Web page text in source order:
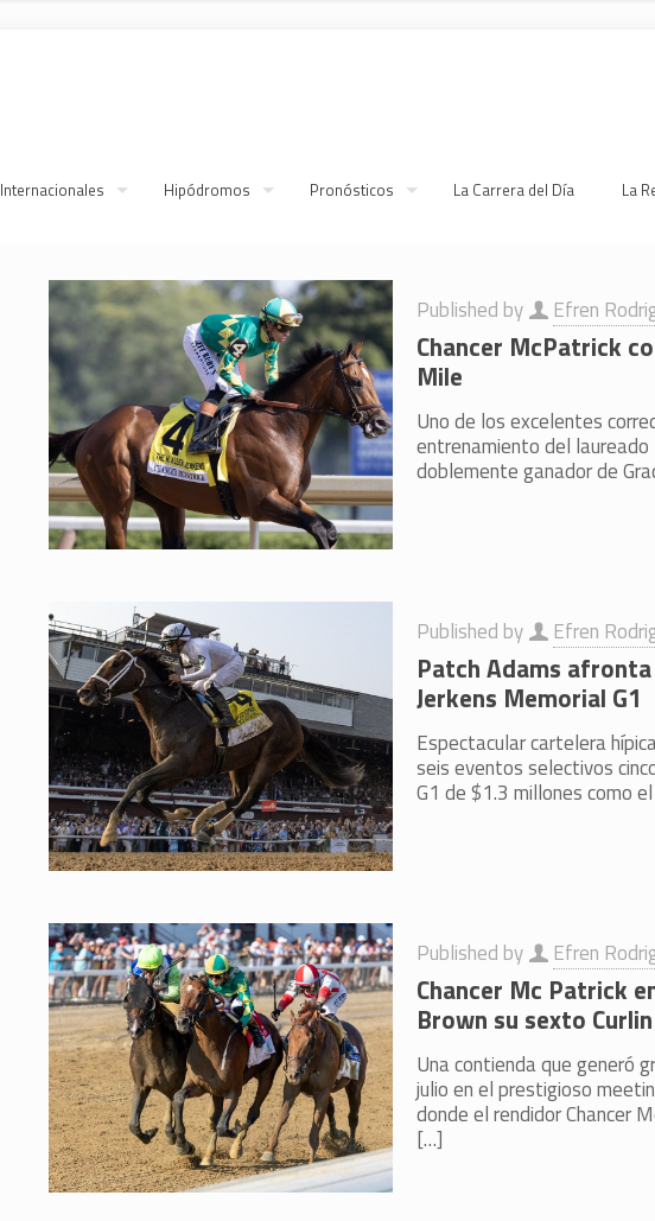
Internacionales Hipódromos Pronósticos La Carrera del Día La
Published by Efren
Chancer McPatrick
Mile
Uno de los excelentes
entrenamiento del
doblemente ganador de
Published by Efren
Patch Adams
Jerkens Memorial G1
Espectacular cartelera
seis eventos selectivos
G1 de $1.3 millones como
Published by Efren
Chancer Mc Patrick
Brown su sexto
Una contienda que generó
julio en el prestigioso
donde el rendidor Chancer
[…]